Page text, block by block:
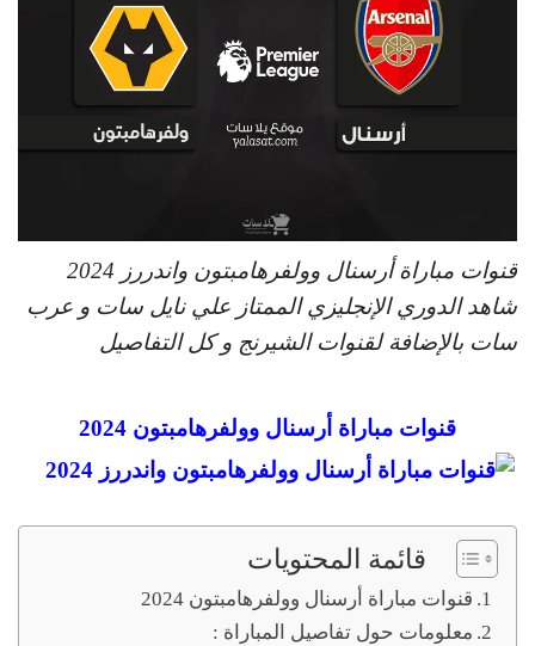
قنوات مباراة أرسنال وولفرهامبتون واندررز 2024
شاهد الدوري الإنجليزي الممتاز علي نايل سات و عرب
سات بالإضافة لقنوات الشيرنج و كل التفاصيل
قنوات مباراة أرسنال وولفرهامبتون 2024
قائمة المحتويات
قنوات مباراة أرسنال وولفرهامبتون 2024
معلومات حول تفاصيل المباراة :